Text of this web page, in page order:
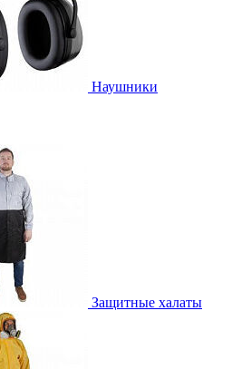
Наушники
Защитные халаты